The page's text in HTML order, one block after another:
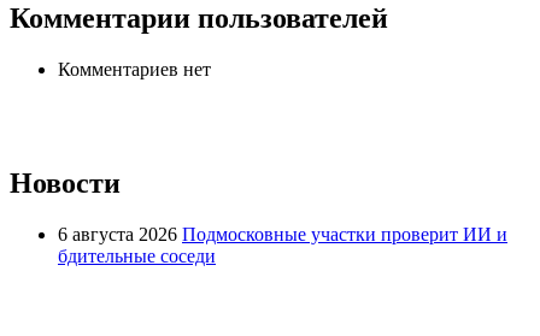
Комментарии пользователей
Комментариев нет
Новости
6 августа 2026 Подмосковные участки проверит ИИ и
бдительные соседи